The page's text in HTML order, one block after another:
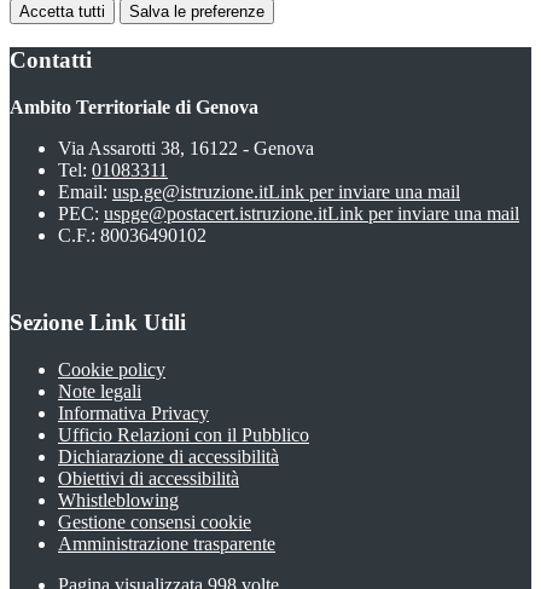
Accetta tutti Salva le preferenze
Contatti
Ambito Territoriale di Genova
Via Assarotti 38, 16122 - Genova
Tel: 01083311
Email: usp.ge@istruzione.itLink per inviare una mail
PEC: uspge@postacert.istruzione.itLink per inviare una mail
C.F.: 80036490102
Sezione Link Utili
Cookie policy
Note legali
Informativa Privacy
Ufficio Relazioni con il Pubblico
Dichiarazione di accessibilità
Obiettivi di accessibilità
Whistleblowing
Gestione consensi cookie
Amministrazione trasparente
Pagina visualizzata 998 volte